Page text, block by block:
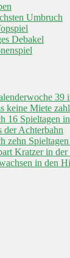
Umbruch
Debakel
39
keine Miete
16 Spieltagen
der Achterbahn
zehn
Kratzer in
in den